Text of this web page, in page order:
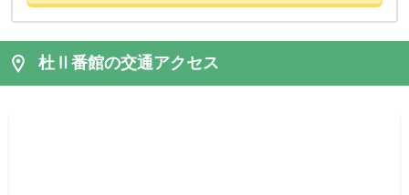
杜Ⅱ番館の交通アクセス